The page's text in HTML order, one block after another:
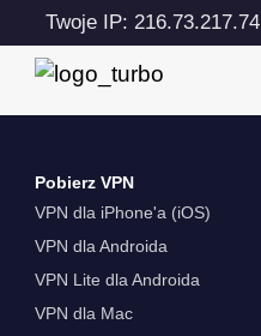
Twoje IP: 216.73.217.74
Pobierz VPN
VPN dla iPhone'a (iOS)
VPN dla Androida
VPN Lite dla Androida
VPN dla Mac